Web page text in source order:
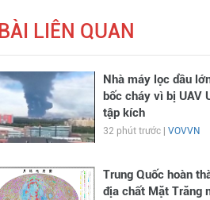
BÀI LIÊN QUAN
Nhà máy lọc dầu
bốc cháy vì bị UAV
tập kích
32 phút trước | VOVVN
Trung Quốc hoàn
địa chất Mặt Trăng